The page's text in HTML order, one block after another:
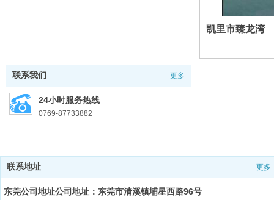
凯里市臻龙湾
联系我们 更多
24小时服务热线
0769-87733882
联系地址 更多
东莞公司地址公司地址：东莞市清溪镇埔星西路96号